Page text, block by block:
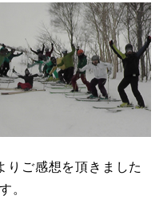
Lesson Theme
りご感想を頂きました
。